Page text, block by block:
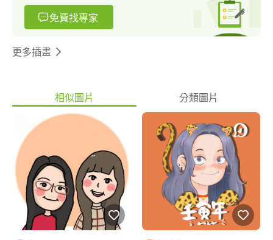
免費找專家
更多插畫
相似圖片 分類圖片